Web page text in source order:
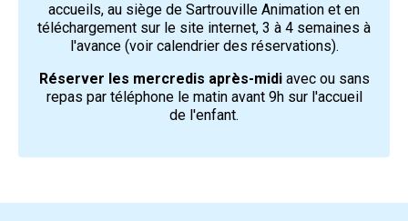
accueils, au siège de Sartrouville Animation et en
téléchargement sur le site internet, 3 à 4 semaines à
l'avance (voir calendrier des réservations).
Réserver les mercredis après-midi avec ou sans
repas par téléphone le matin avant 9h sur l'accueil
de l'enfant.